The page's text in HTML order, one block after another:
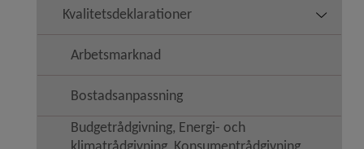
Kvalitetsdeklarationer
Arbetsmarknad
Bostadsanpassning
Budgetrådgivning, Energi- och
klimatrådgivning, Konsumentrådgivning